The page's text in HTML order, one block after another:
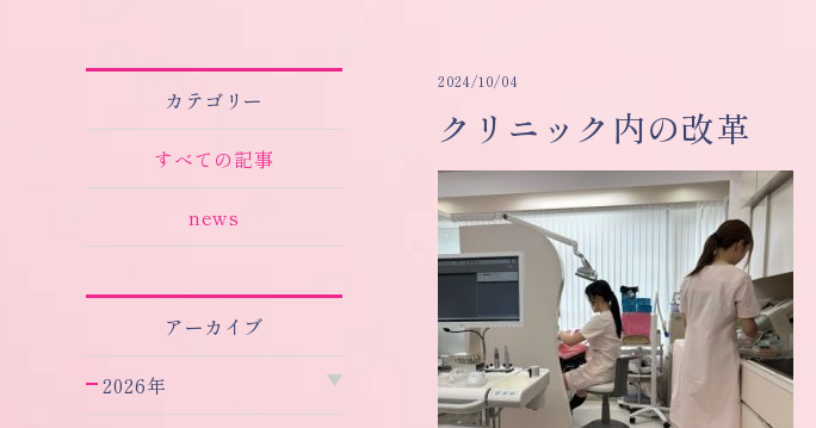
カテゴリー
すべての記事
news
アーカイブ
2026年
2024/10/04
クリニック内の改革